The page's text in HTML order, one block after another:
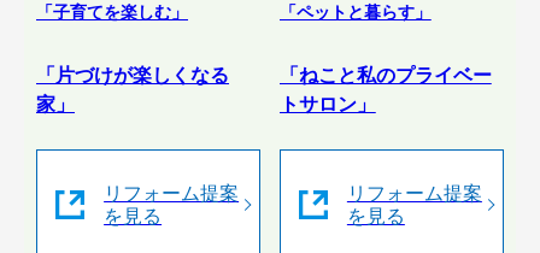
「子育てを楽しむ」
「片づけが楽しくなる
家」
リフォーム提案
を見る
「ペットと暮らす」
「ねこと私のプライベー
トサロン」
リフォーム提案
を見る